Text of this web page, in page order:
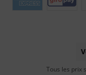
Tous les prix